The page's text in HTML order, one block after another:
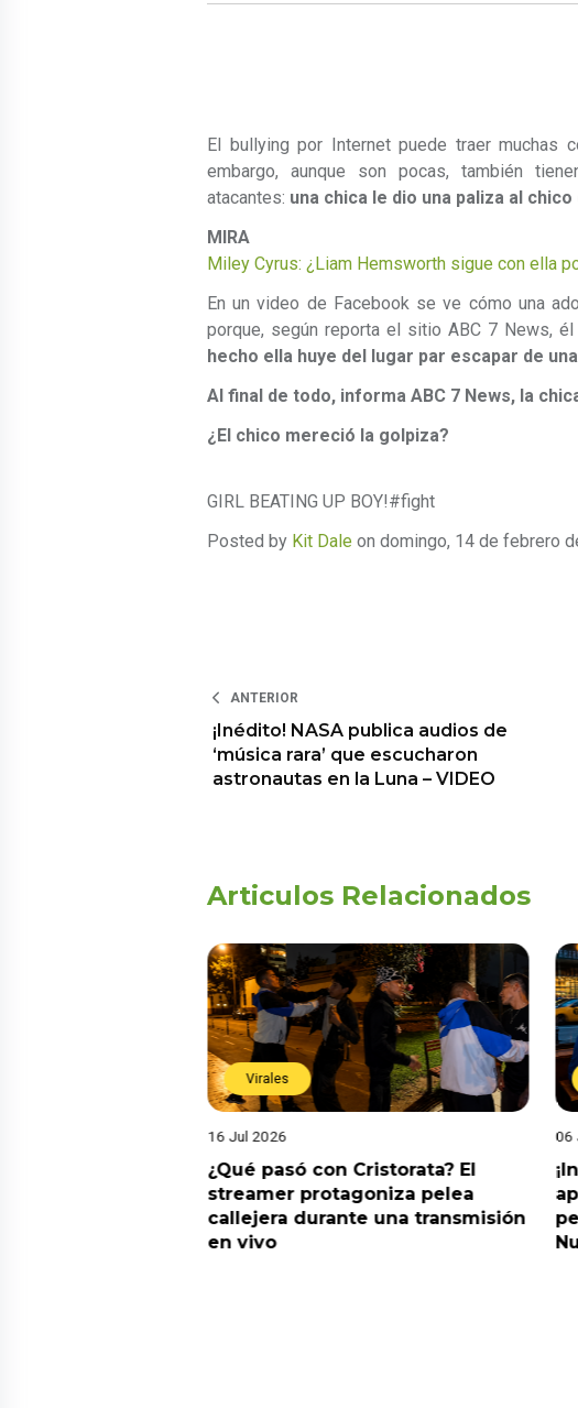
El bullying por Internet puede traer muchas
embargo, aunque son pocas, también
atacantes: una chica le dio una paliza al
MIRA
Miley Cyrus: ¿Liam Hemsworth sigue con ella
En un video de Facebook se ve cómo una
porque, según reporta el sitio ABC 7 News,
hecho ella huye del lugar par escapar de
Al final de todo, informa ABC 7 News, la
¿El chico mereció la golpiza?
GIRL BEATING UP BOY!#fight
Posted by Kit Dale on domingo, 14 de febrero
ANTERIOR
¡Inédito! NASA publica audios de
‘música rara’ que escucharon
astronautas en la Luna – VIDEO
Articulos Relacionados
Virales
16 Jul 2026
¿Qué pasó con Cristorata? El
streamer protagoniza pelea
callejera durante una transmisión
en vivo
06